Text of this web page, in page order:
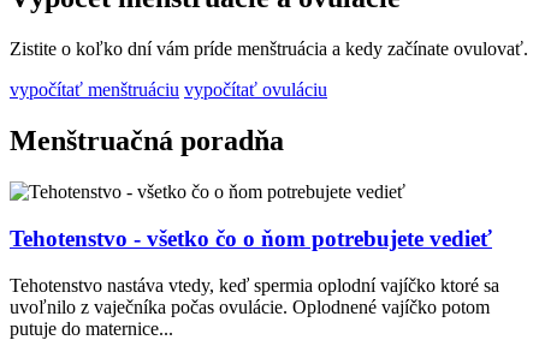
Zistite o koľko dní vám príde menštruácia a kedy začínate ovulovať.
vypočítať menštruáciu vypočítať ovuláciu
Menštruačná poradňa
Tehotenstvo - všetko čo o ňom potrebujete vedieť
Tehotenstvo nastáva vtedy, keď spermia oplodní vajíčko ktoré sa
uvoľnilo z vaječníka počas ovulácie. Oplodnené vajíčko potom
putuje do maternice...